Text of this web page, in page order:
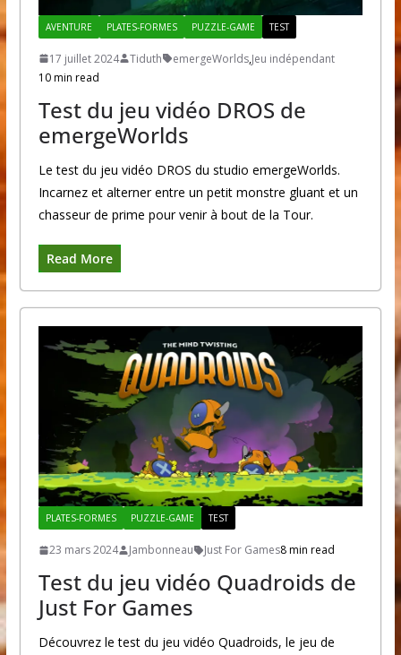
AVENTURE PLATES-FORMES PUZZLE-GAME TEST
17 juillet 2024 Tiduth emergeWorlds,Jeu indépendant
10 min read
Test du jeu vidéo DROS de
emergeWorlds
Le test du jeu vidéo DROS du studio emergeWorlds.
Incarnez et alterner entre un petit monstre gluant et un
chasseur de prime pour venir à bout de la Tour.
Read More
PLATES-FORMES PUZZLE-GAME TEST
23 mars 2024 Jambonneau Just For Games8 min read
Test du jeu vidéo Quadroids de
Just For Games
Découvrez le test du jeu vidéo Quadroids, le jeu de